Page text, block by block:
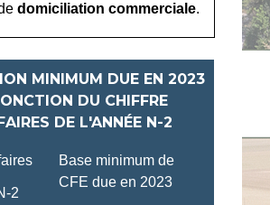
domiciliation commerciale.
MINIMUM DUE EN 2023
DU CHIFFRE
DE L'ANNÉE N-2
2
Base minimum de
CFE due en 2023